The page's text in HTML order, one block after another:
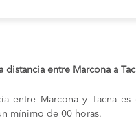
distancia entre Marcona a
entre Marcona y Tacna
mínimo de 00 horas.